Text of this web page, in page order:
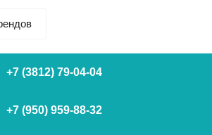
+7 (3812) 79-04-04
+7 (950) 959-88-32